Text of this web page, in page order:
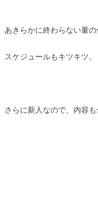
あきらかに終わらない量の
スケジュールもキツキツ。
さらに新人なので、内容も